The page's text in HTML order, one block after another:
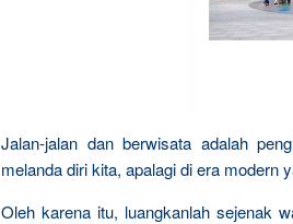
Jalan-jalan dan berwisata adalah
melanda diri kita, apalagi di era modern
Oleh karena itu, luangkanlah sejenak